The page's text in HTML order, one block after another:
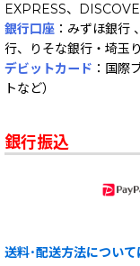
EXPRESS、
銀行口座 ：みずほ銀行
行、りそな銀行・埼玉
デビットカード ：国際
トなど）
銀行振込
送料･配送方法について